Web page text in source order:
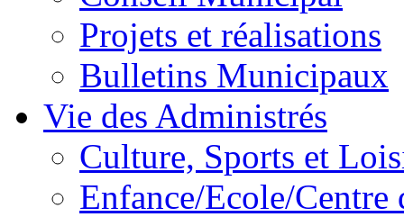
Projets et réalisations
Bulletins Municipaux
Vie des Administrés
Culture, Sports et
Enfance/Ecole/Centre